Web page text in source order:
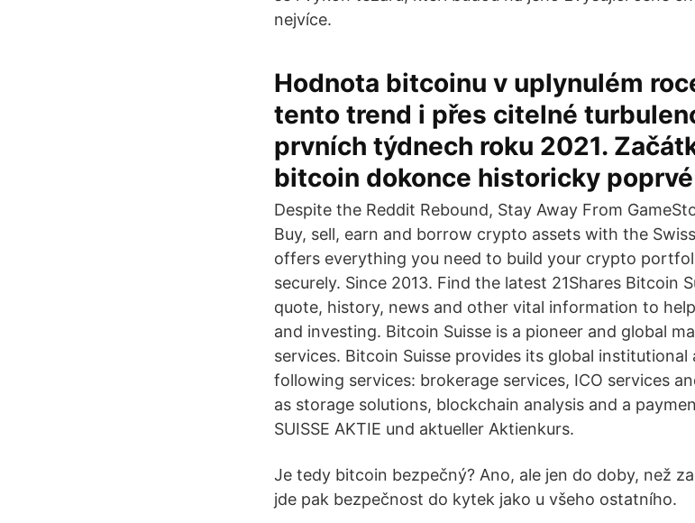
nejvíce.
Hodnota bitcoinu v uplynulém
tento trend i přes citelné
prvních týdnech roku 2021.
bitcoin dokonce historicky poprvé
Despite the Reddit Rebound, Stay Away From
Buy, sell, earn and borrow crypto assets with the
offers everything you need to build your crypto
securely. Since 2013. Find the latest 21Shares Bitcoin
quote, history, news and other vital information to
and investing. Bitcoin Suisse is a pioneer and global
services. Bitcoin Suisse provides its global
following services: brokerage services, ICO services
as storage solutions, blockchain analysis and a
SUISSE AKTIE und aktueller Aktienkurs.
Je tedy bitcoin bezpečný? Ano, ale jen do doby, než
jde pak bezpečnost do kytek jako u všeho ostatního.